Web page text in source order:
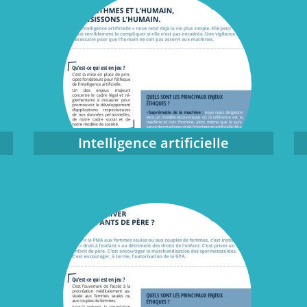
Intelligence artificielle